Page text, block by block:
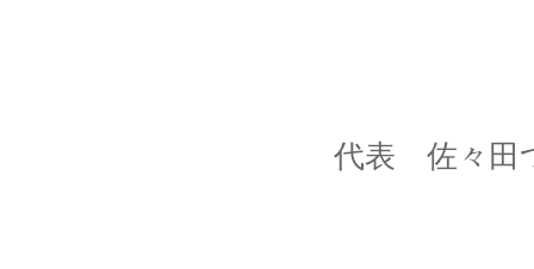
代表 佐々田